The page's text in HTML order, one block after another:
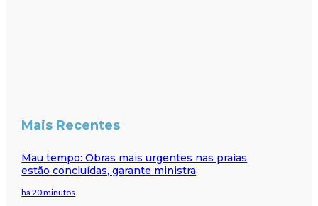
Mais Recentes
Mau tempo: Obras mais urgentes nas praias
estão concluídas, garante ministra
há 20 minutos